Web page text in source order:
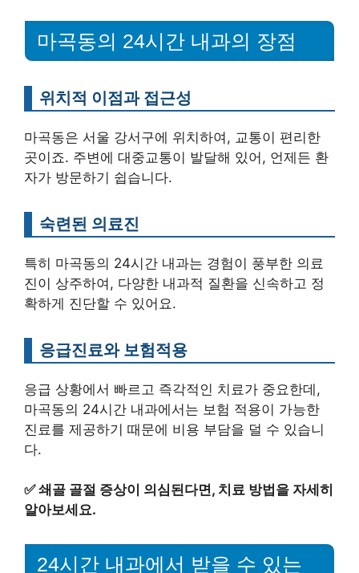
마곡동의 24시간 내과의 장점
위치적 이점과 접근성
마곡동은 서울 강서구에 위치하여, 교통이 편리한
곳이죠. 주변에 대중교통이 발달해 있어, 언제든 환
자가 방문하기 쉽습니다.
숙련된 의료진
특히 마곡동의 24시간 내과는 경험이 풍부한 의료
진이 상주하여, 다양한 내과적 질환을 신속하고 정
확하게 진단할 수 있어요.
응급진료와 보험적용
응급 상황에서 빠르고 즉각적인 치료가 중요한데,
마곡동의 24시간 내과에서는 보험 적용이 가능한
진료를 제공하기 때문에 비용 부담을 덜 수 있습니
다.
✅쇄골 골절 증상이 의심된다면, 치료 방법을 자세히
알아보세요.
24시간 내과에서 받을 수 있는